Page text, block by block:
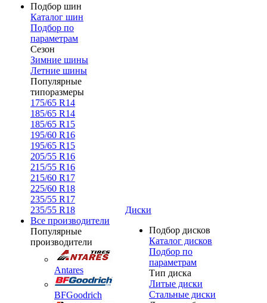
Подбор шин
Каталог шин
Подбор по
параметрам
Сезон
Зимние шины
Летние шины
Популярные
типоразмеры
175/65 R14
185/65 R14
185/65 R15
195/60 R16
195/65 R15
205/55 R16
215/55 R16
215/60 R17
225/60 R18
235/55 R17
235/55 R18
Все производители
Популярные
производители
Antares
BFGoodrich
Диски
Подбор дисков
Каталог дисков
Подбор по
параметрам
Тип диска
Литые диски
Стальные диски